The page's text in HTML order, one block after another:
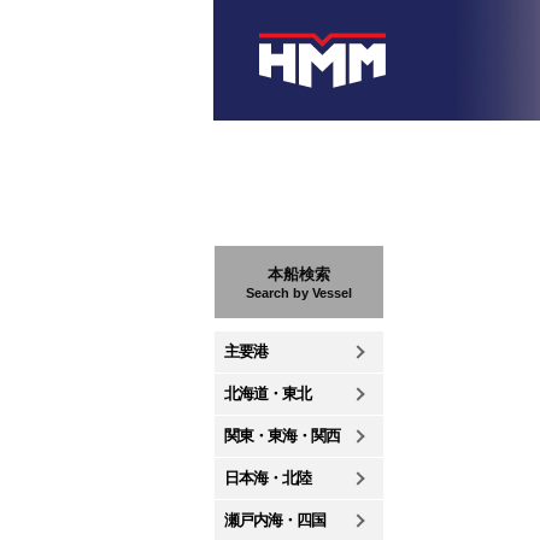
本船検索
Search by Vessel
主要港
北海道・東北
関東・東海・関西
日本海・北陸
瀬戸内海・四国